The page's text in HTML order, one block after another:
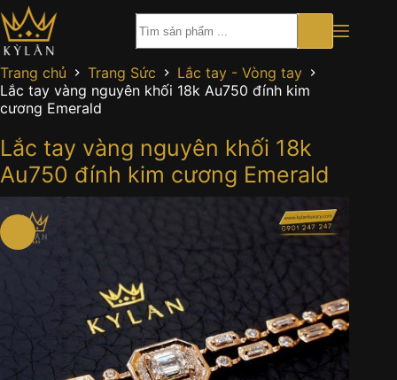
Chuyển
đến
phần
nội
dung
Trang chủ Trang Sức
Lắc tay - Vòng tay
Lắc tay vàng nguyên khối 18k Au750 đính kim
cương Emerald
Lắc tay vàng nguyên khối 18k
Au750 đính kim cương Emerald